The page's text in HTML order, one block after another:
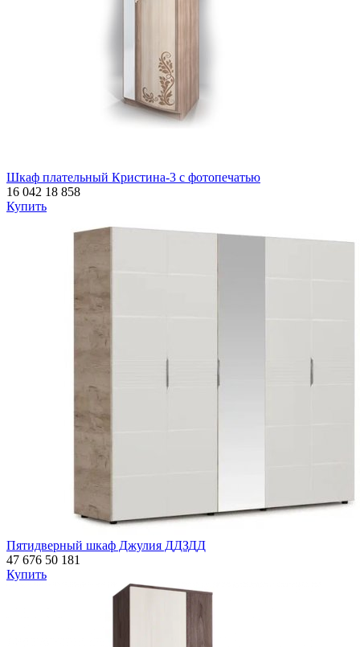
Шкаф плательный Кристина-3 с фотопечатью
16 042 18 858
Купить
Пятидверный шкаф Джулия ДДЗДД
47 676 50 181
Купить